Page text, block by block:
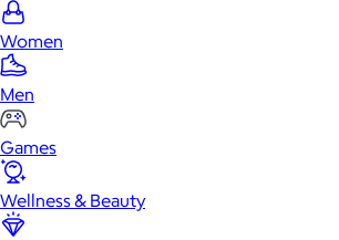
Women
Men
Games
Wellness & Beauty